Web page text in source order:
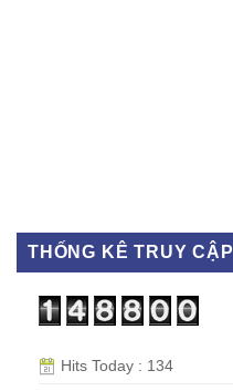
THỐNG KÊ TRUY CẬP
Hits Today : 134